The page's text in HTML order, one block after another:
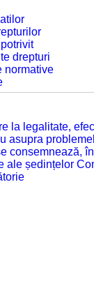
drepturi
normative
la legalitate,
asupra
consemnează,
ale ședințelor